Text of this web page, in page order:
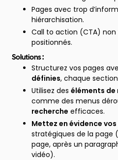
Pages avec trop
hiérarchisation.
Call to action (CTA) non
positionnés.
Solutions :
Structurez vos pages
définies, chaque
Utilisez des éléments
comme des menus
recherche efficaces.
Mettez en évidence vos
stratégiques de la page
page, après un
vidéo).